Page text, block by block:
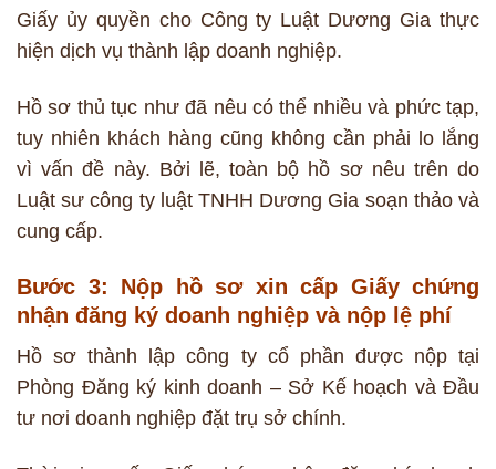
Giấy ủy quyền cho Công ty Luật Dương Gia thực
hiện dịch vụ thành lập doanh nghiệp.
Hồ sơ thủ tục như đã nêu có thể nhiều và phức tạp,
tuy nhiên khách hàng cũng không cần phải lo lắng
vì vấn đề này. Bởi lẽ, toàn bộ hồ sơ nêu trên do
Luật sư công ty luật TNHH Dương Gia soạn thảo và
cung cấp.
Bước 3: Nộp hồ sơ xin cấp Giấy chứng
nhận đăng ký doanh nghiệp và nộp lệ phí
Hồ sơ thành lập công ty cổ phần được nộp tại
Phòng Đăng ký kinh doanh – Sở Kế hoạch và Đầu
tư nơi doanh nghiệp đặt trụ sở chính.